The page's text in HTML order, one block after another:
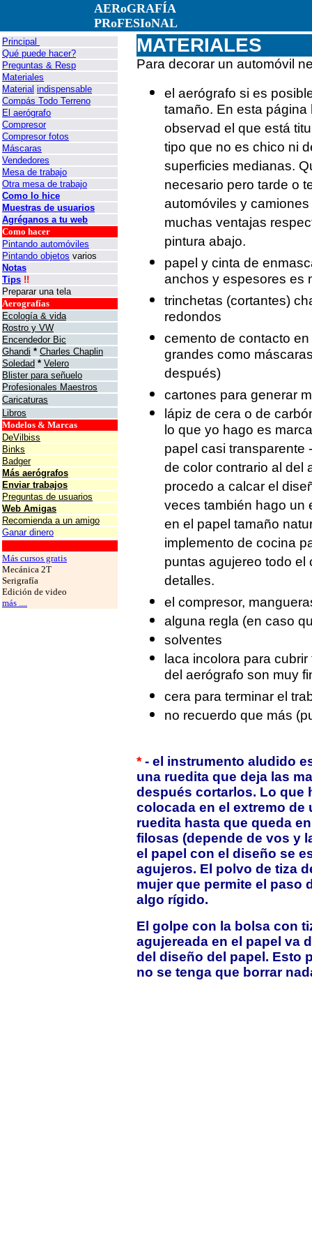
AERoGRAFÍA
PRoFESIoNAL
Principal
Qué puede hacer?
Preguntas & Resp
Materiales
Material indispensable
Compás Todo Terreno
El aerógrafo
Compresor
Compresor fotos
Máscaras
Vendedores
Mesa de trabajo
Otra mesa de trabajo
Como lo hice
Muestras de usuarios
Agréganos a tu web
Como hacer
Pintando automóviles
Pintando objetos varios
Notas
Tips !!
Preparar una tela
Aerografías
Ecología & vida
Rostro y VW
Encendedor Bic
Ghandi * Charles Chaplin
Soledad * Velero
Blister para señuelo
Profesionales Maestros
Caricaturas
Libros
Modelos & Marcas
DeVilbiss
Binks
Badger
Más aerógrafos
Enviar trabajos
Preguntas de usuarios
Web Amigas
Recomienda a un amigo
Ganar dinero
Más cursos gratis
Mecánica 2T
Serigrafía
Edición de video
más ....
MATERIALES
Para decorar un automóvil
el aerógrafo si es
tamaño. En esta
observad el que está
tipo que no es chico ni
superficies medianas.
necesario pero tarde o
automóviles y
muchas ventajas
pintura abajo.
papel y cinta de
anchos y espesores es
trinchetas (cortantes)
redondos
cemento de contacto
grandes como
después)
cartones para generar
lápiz de cera o de
lo que yo hago es
papel casi transparente
de color contrario al del
procedo a calcar el
veces también hago un
en el papel tamaño
implemento de cocina
puntas agujereo todo el
detalles.
el compresor,
alguna regla (en caso
solventes
laca incolora para
del aerógrafo son muy
cera para terminar el
no recuerdo que más
*- el instrumento aludido
una ruedita que deja las
después cortarlos. Lo que
colocada en el extremo de
ruedita hasta que queda
filosas (depende de vos y
el papel con el diseño se
agujeros. El polvo de tiza
mujer que permite el paso
algo rígido.
El golpe con la bolsa con
agujereada en el papel va
del diseño del papel. Esto
no se tenga que borrar